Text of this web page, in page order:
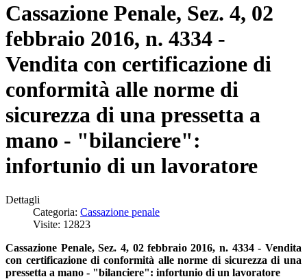
Cassazione Penale, Sez. 4, 02
febbraio 2016, n. 4334 -
Vendita con certificazione di
conformità alle norme di
sicurezza di una pressetta a
mano - "bilanciere":
infortunio di un lavoratore
Dettagli
Categoria: Cassazione penale
Visite: 12823
Cassazione Penale, Sez. 4, 02 febbraio 2016, n. 4334 - Vendita
con certificazione di conformità alle norme di sicurezza di una
pressetta a mano - "bilanciere": infortunio di un lavoratore